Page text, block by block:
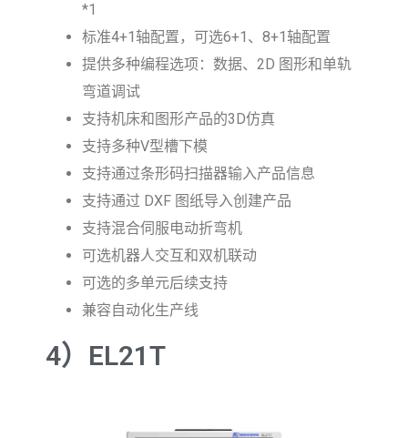
*1
标准4+1轴配置，可选6+1、8+1轴配置
提供多种编程选项：数据、2D 图形和单轨
弯道调试
支持机床和图形产品的3D仿真
支持多种V型槽下模
支持通过条形码扫描器输入产品信息
支持通过 DXF 图纸导入创建产品
支持混合伺服电动折弯机
可选机器人交互和双机联动
可选的多单元后续支持
兼容自动化生产线
4）EL21T